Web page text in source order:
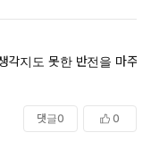
각지도 못한 반전을 마주
댓글0 0